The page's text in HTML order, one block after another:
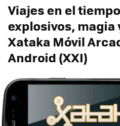
Viajes en el
explosivos, magia
Xataka Móvil
Android (XXI)